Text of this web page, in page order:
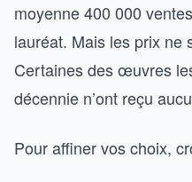
moyenne 400 000
lauréat. Mais les prix ne
Certaines des œuvres
décennie n’ont reçu
Pour affiner vos choix,